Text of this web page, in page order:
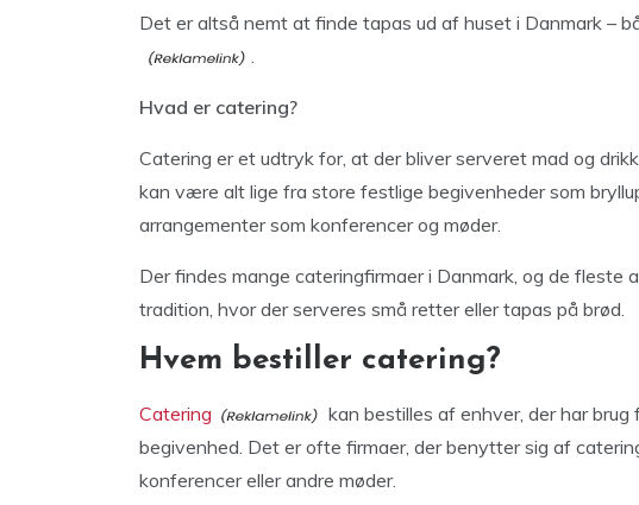
Det er altså nemt at finde tapas ud af huset i Danmark –
.
Hvad er catering?
Catering er et udtryk for, at der bliver serveret mad og
kan være alt lige fra store festlige begivenheder som
arrangementer som konferencer og møder.
Der findes mange cateringfirmaer i Danmark, og de fleste
tradition, hvor der serveres små retter eller tapas på brød.
Hvem bestiller catering?
Catering
kan bestilles af enhver, der har
begivenhed. Det er ofte firmaer, der benytter sig af
konferencer eller andre møder.